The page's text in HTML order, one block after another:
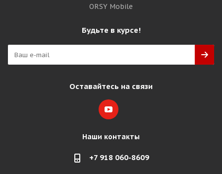
ORSY Mobile
Будьте в курсе!
Оставайтесь на связи
Наши контакты
+7 918 060-8609